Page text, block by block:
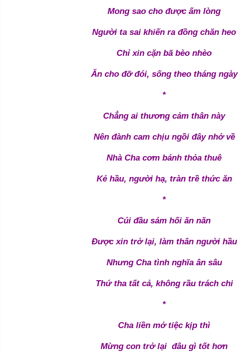
Mong sao cho được ấm lòng
Người ta sai khiến ra đồng chăn heo
Chỉ xin cặn bã bèo nhèo
Ăn cho đỡ đói, sống theo tháng ngày
*
Chẳng ai thương cảm thân này
Nên đành cam chịu ngồi đây nhớ về
Nhà Cha cơm bánh thỏa thuê
Kẻ hầu, người hạ, tràn trề thức ăn
*
Cúi đầu sám hối ăn năn
Được xin trở lại, làm thân người hầu
Nhưng Cha tình nghĩa ân sâu
Thứ tha tất cả, không rầu trách chi
*
Cha liền mở tiệc kịp thì
Mừng con trở lại đâu gì tốt hơn